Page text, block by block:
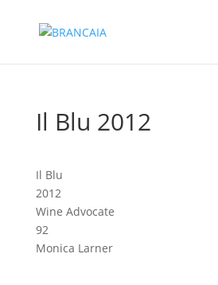
Il Blu 2012
Il Blu
2012
Wine Advocate
92
Monica Larner